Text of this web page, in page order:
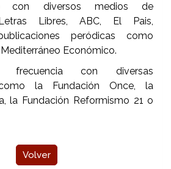
con diversos medios de
Libres, ABC, El Pais,
peródicas como
Económico.
frecuencia con diversas
como la Fundación Once, la
la Fundación Reformismo 21 o
Volver